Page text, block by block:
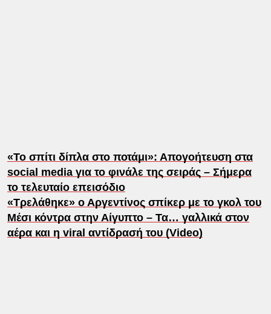
«Το σπίτι δίπλα στο ποτάμι»: Απογοήτευση στα
social media για το φινάλε της σειράς – Σήμερα
το τελευταίο επεισόδιο
«Τρελάθηκε» ο Αργεντίνος σπίκερ με το γκολ του
Μέσι κόντρα στην Αίγυπτο – Τα… γαλλικά στον
αέρα και η viral αντίδρασή του (Video)